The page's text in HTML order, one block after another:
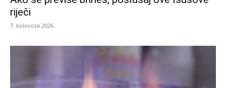
riječi
7. kolovoza 2026.